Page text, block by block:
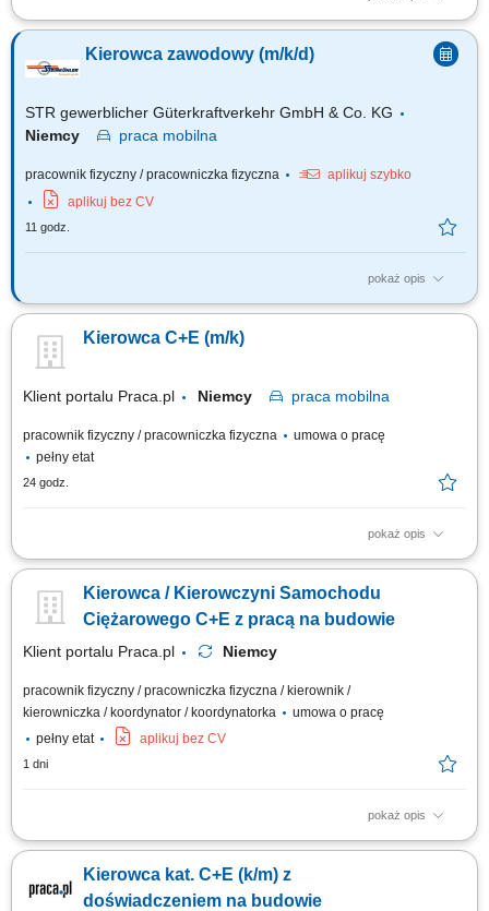
Zadania Realizowanie przewozów dystrybucyjnych artykułów
spożywczych w systemie zmianowym. Obsługa pojazdów ciężarowych z
naczepami lub przyczepami w wybranym trybie pracy: rotacyjnym 2:1
bądź w pełnym wymiarze godzin. Prowadzenie zestawów drogowych typu
Kierowca zawodowy (m/k/d)
STR gewerblicher Güterkraftverkehr GmbH & Co. KG
Niemcy
praca mobilna
pracownik fizyczny / pracowniczka fizyczna
aplikuj szybko
aplikuj bez CV
11 godz.
pokaż opis
Twoje obowiązki Przeprowadzanie załadunku i rozładunku;
(silos/cysterna) Utrzymanie pojazdu wewnątrz i na zewnątrz;
Kierowca C+E (m/k)
Klient portalu Praca.pl Niemcy praca mobilna
pracownik fizyczny / pracowniczka fizyczna
umowa o pracę
pełny etat
24 godz.
pokaż opis
Sprawne prowadzenie zestawu ciężarowego (ciągnik + naczepa
przewozów w oparciu o dzienne godziny jazdy bez konieczności ciągłej
pracy w nocnych porach. Prowadzenie ekologicznych, maksymalnie
Kierowca / Kierowczyni Samochodu
Ciężarowego C+E z pracą na budowie
Klient portalu Praca.pl Niemcy
pracownik fizyczny / pracowniczka fizyczna / kierownik /
kierowniczka / koordynator / koordynatorka
umowa o pracę
pełny etat
aplikuj bez CV
1 dni
pokaż opis
Bezpieczny transport materiałów budowlanych, ciężkich maszyn oraz
Niemiec. Obsługa powierzonego zestawu ciężarowego oraz dbanie o
prawidłowe zabezpieczenie ładunku przed drogą. Aktywny udział w
Kierowca kat. C+E (k/m) z
doświadczeniem na budowie